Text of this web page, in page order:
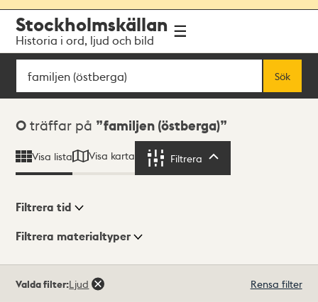
navigationen
huvudinnehållet
Stockholmskällan
Historia i ord, ljud och bild
Sök
Sök
Sökresultat
0 träffar på familjen (östberga)
Visa lista Visa karta Filtrera
Visningsläge
Filtrera tid
Filtrera materialtyper
träffar
Valda filter:Ljud Rensa filter